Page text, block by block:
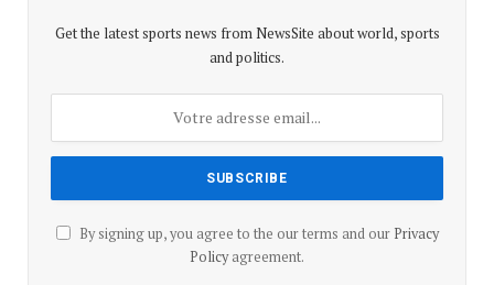
Get the latest sports news from NewsSite about world, sports
and politics.
By signing up, you agree to the our terms and our Privacy
Policyagreement.